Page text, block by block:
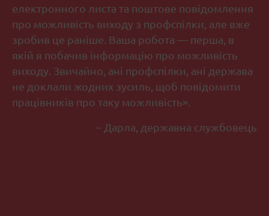
електронного листа та поштове повідомлення
про можливість виходу з профспілки, але вже
зробив це раніше. Ваша робота — перша, в
якій я побачив інформацію про можливість
виходу. Звичайно, ані профспілки, ані держава
не доклали жодних зусиль, щоб повідомити
працівників про таку можливість».
– Дарла, державна службовець